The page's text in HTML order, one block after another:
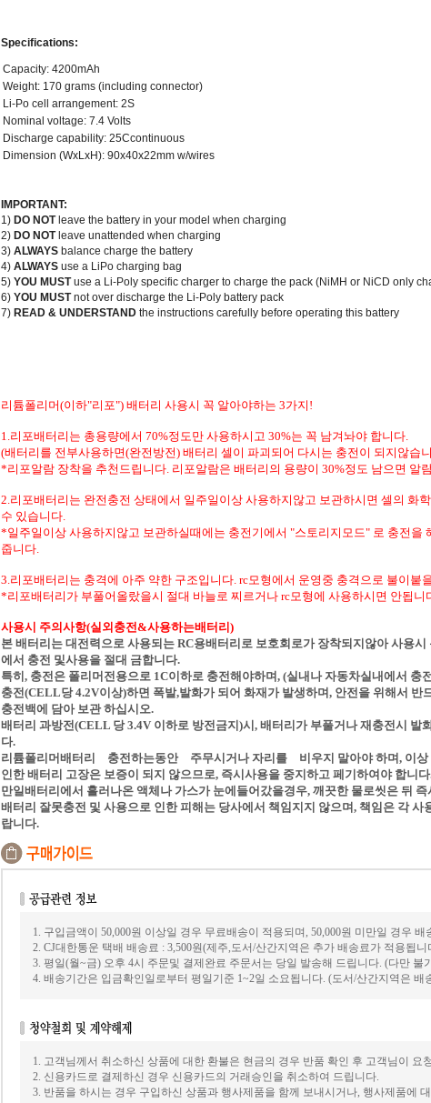
Specifications:
Capacity: 4200mAh
Weight: 170 grams (including connector)
Li-Po cell arrangement: 2S
Nominal voltage: 7.4 Volts
Discharge capability: 25Ccontinuous
Dimension (WxLxH): 90x40x22mm w/wires
IMPORTANT:
1) DO NOT leave the battery in your model when charging
2) DO NOT leave unattended when charging
3) ALWAYS balance charge the battery
4) ALWAYS use a LiPo charging bag
5) YOU MUST use a Li-Poly specific charger to charge the pack (NiMH or NiCD only
6) YOU MUST not over discharge the Li-Poly battery pack
7) READ & UNDERSTAND the instructions carefully before operating this battery
리튬폴리머(이하"리포") 배터리 사용시 꼭 알아야하는 3가지!
1.리포배터리는 총용량에서 70%정도만 사용하시고 30%는 꼭 남겨놔야 합니다.
(배터리를 전부사용하면(완전방전) 배터리 셀이 파괴되어 다시는 충전이 되지않습
*리포알람 장착을 추천드립니다. 리포알람은 배터리의 용량이 30%정도 남으면 알
2.리포배터리는 완전충전 상태에서 일주일이상 사용하지않고 보관하시면 셀의 화
수 있습니다.
*일주일이상 사용하지않고 보관하실때에는 충전기에서 "스토리지모드" 로 충전을
줍니다.
3.리포배터리는 충격에 아주 약한 구조입니다. rc모형에서 운영중 충격으로 불이붙
*리포배터리가 부풀어올랐을시 절대 바늘로 찌르거나 rc모형에 사용하시면 안됩니
사용시 주의사항(실외충전&사용하는배터리)
본 배터리는 대전력으로 사용되는 RC용배터리로 보호회로가 장착되지않아 사용
에서 충전 및사용을 절대 금합니다.
특히, 충전은 폴리머전용으로 1C이하로 충전해야하며, (실내나 자동차실내에서 충
충전(CELL당 4.2V이상)하면 폭발,발화가 되어 화재가 발생하며, 안전을 위해서 반
충전백에 담아 보관 하십시오.
배터리 과방전(CELL 당 3.4V 이하로 방전금지)시, 배터리가 부풀거나 재충전시 발
다.
리튬폴리머배터리 충전하는동안 주무시거나 자리를 비우지 말아야 하며, 이상
인한 배터리 고장은 보증이 되지 않으므로, 즉시사용을 중지하고 페기하여야 합니
만일배터리에서 흘러나온 액체나 가스가 눈에들어갔을경우, 깨끗한 물로씻은 뒤
배터리 잘못충전 및 사용으로 인한 피해는 당사에서 책임지지 않으며, 책임은 각
랍니다.
1. 구입금액이 50,000원 이상일 경우 무료배송이 적용되며, 50,000원 미만일 경우
2. CJ대한통운 택배 배송료 : 3,500원(제주,도서/산간지역은 추가 배송료가 적용됩니
3. 평일(월~금) 오후 4시 주문및 결제완료 주문서는 당일 발송해 드립니다. (다만
4. 배송기간은 입금확인일로부터 평일기준 1~2일 소요됩니다. (도서/산간지역은 배
1. 고객님께서 취소하신 상품에 대한 환불은 현금의 경우 반품 확인 후 고객님이 요
2. 신용카드로 결제하신 경우 신용카드의 거래승인을 취소하여 드립니다.
3. 반품을 하시는 경우 구입하신 상품과 행사제품을 함께 보내시거나, 행사제품에